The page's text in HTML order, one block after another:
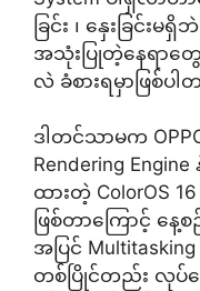
ခြင်း ၊ နှေးခြင်းမ
အသုံးပြုတဲ့နေရာတွ
လဲ ခံစားရမှာဖြစ်ပါ
ဒါတင်သာမက
Rendering
ထားတဲ့ ColorOS
ဖြစ်တာကြောင့် န
အပြင်
တစ်ပြိုင်တည်း လုပ်ဆ